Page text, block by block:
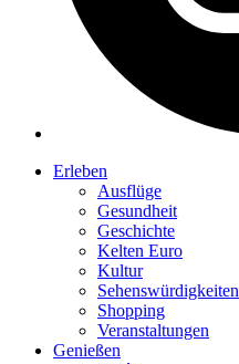
Erleben
Ausflüge
Gesundheit
Geschichte
Kelten Euro
Kultur
Sehenswürdigkeiten
Shopping
Veranstaltungen
Genießen